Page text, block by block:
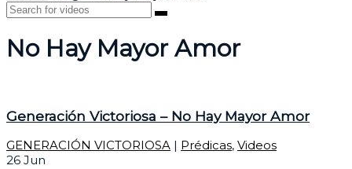
No Hay Mayor Amor
Generación Victoriosa – No Hay Mayor Amor
GENERACIÓN VICTORIOSA | Prédicas, Videos
26 Jun